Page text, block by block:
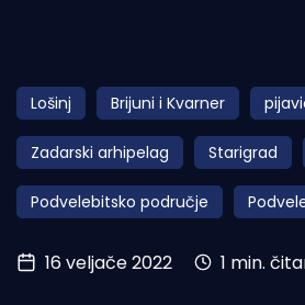
Obala
Otoci
Turizam i nautika
Pomorstvo
Ribolov
Lošinj Brijuni i Kvarner
Zadarski arhipelag Starigrad
Podvelebitsko područje
16 veljače 2022 1 min.